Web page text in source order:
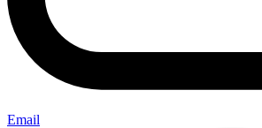
Email